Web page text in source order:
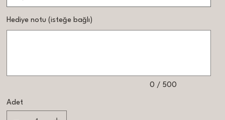
Hediye notu (isteğe bağlı)
0 / 500
Adet